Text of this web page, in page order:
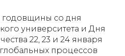
годовщины со дня
университета и Дня
22, 23 и 24 января
глобальных процессов